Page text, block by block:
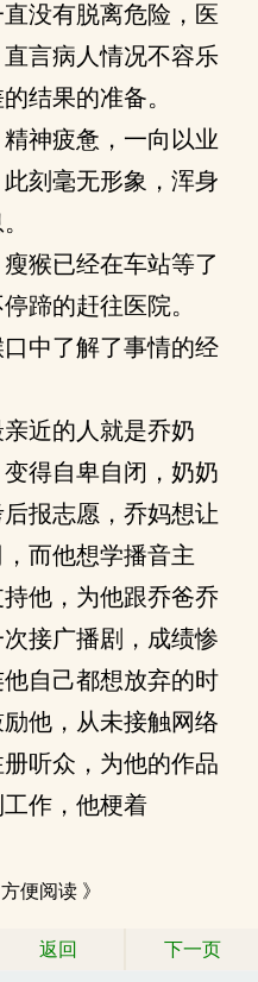
没有脱离危险，医
言病人情况不容乐
结果的准备。
神疲惫，一向以业
刻毫无形象，浑身
猴已经在车站等了
蹄的赶往医院。
中了解了事情的经
近的人就是乔奶
得自卑自闭，奶奶
报志愿，乔妈想让
而他想学播音主
他，为他跟乔爸乔
接广播剧，成绩惨
自己都想放弃的时
他，从未接触网络
听众，为他的作品
作，他梗着
便阅读 》
返回 下一页